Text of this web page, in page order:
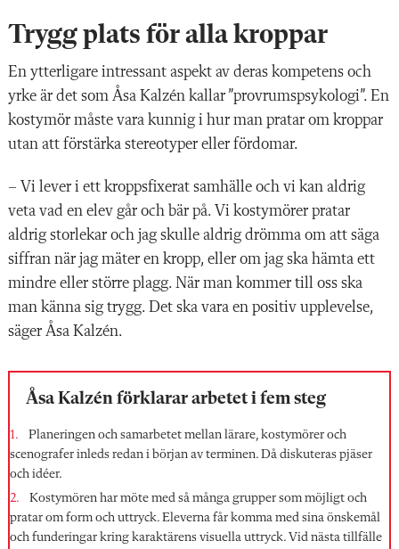
Trygg plats för alla kroppar
En ytterligare intressant aspekt av deras kompetens och
yrke är det som Åsa Kalzén ­kallar ”provrumspsykologi”. En
kostymör måste vara kunnig i hur man pratar om kroppar
utan att förstärka stereotyper eller fördomar.
– Vi lever i ett kroppsfixerat samhälle och vi kan aldrig
veta vad en elev går och bär på. Vi kostymörer pratar
aldrig storlekar och jag skulle aldrig drömma om att säga
siffran när jag mäter en kropp, eller om jag ska hämta ett
mindre eller större plagg. När man kommer till oss ska
man känna sig trygg. Det ska vara en positiv upplevelse,
säger Åsa Kalzén.
Åsa Kalzén förklarar arbetet i fem steg
Planeringen och samarbetet mellan lärare, kostymörer och
scenografer inleds redan i början av terminen. Då diskuteras pjäser
och idéer.
Kostymören har möte med så många grupper som möjligt och
pratar om form och uttryck. Eleverna får komma med sina önskemål
och funderingar kring karaktärens visuella uttryck. Vid nästa tillfälle